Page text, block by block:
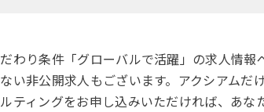
わり条件「グローバルで活躍」の求人情
い非公開求人もございます。アクシアム
ティングをお申し込みいただければ、あ